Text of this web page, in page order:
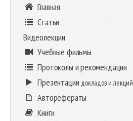
Главная
Статьи
Видеолекции
Учебные фильмы
Протоколы и рекомендации
Презентации докладов и лекций
Авторефераты
Книги